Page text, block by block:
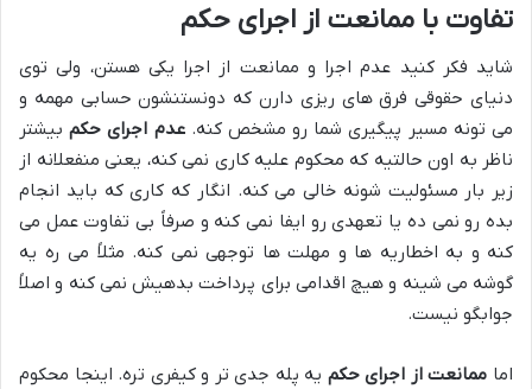
تفاوت با ممانعت از اجرای حکم
شاید فکر کنید عدم اجرا و ممانعت از اجرا یکی هستن، ولی توی
دنیای حقوقی فرق های ریزی دارن که دونستنشون حسابی مهمه و
می تونه مسیر پیگیری شما رو مشخص کنه.عدم اجرای حکمبیشتر
ناظر به اون حالتیه که محکوم علیه کاری نمی کنه، یعنی منفعلانه از
زیر بار مسئولیت شونه خالی می کنه. انگار که کاری که باید انجام
بده رو نمی ده یا تعهدی رو ایفا نمی کنه و صرفاً بی تفاوت عمل می
کنه و به اخطاریه ها و مهلت ها توجهی نمی کنه. مثلاً می ره یه
گوشه می شینه و هیچ اقدامی برای پرداخت بدهیش نمی کنه و اصلاً
جوابگو نیست.
اما ممانعت از اجرای حکم یه پله جدی تر و کیفری تره. اینجا محکوم